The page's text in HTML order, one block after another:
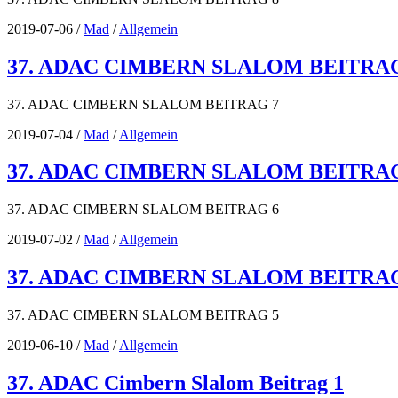
2019-07-06 /Mad /Allgemein
37. ADAC CIMBERN SLALOM
37. ADAC CIMBERN SLALOM BEITRAG 7
2019-07-04 /Mad /Allgemein
37. ADAC CIMBERN SLALOM
37. ADAC CIMBERN SLALOM BEITRAG 6
2019-07-02 /Mad /Allgemein
37. ADAC CIMBERN SLALOM
37. ADAC CIMBERN SLALOM BEITRAG 5
2019-06-10 /Mad /Allgemein
37. ADAC Cimbern Slalom Beitrag 1